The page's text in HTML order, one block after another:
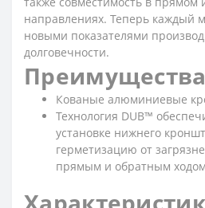
направлениях. Теперь каждый
новыми показателями
долговечности.
Кованые алюминиевые
Технология DUB™
установке нижнего
герметизацию от
прямым и обратным ходом